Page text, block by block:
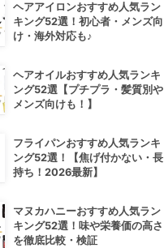
ヘアアイロンおすすめ人気ラン
キング52選！初心者・メンズ向
け・海外対応も♪
ヘアオイルおすすめ人気ランキ
ング52選【プチプラ・髪質別や
メンズ向けも！】
フライパンおすすめ人気ランキ
ング52選！【焦げ付かない・長
持ち！2026最新】
マヌカハニーおすすめ人気ラン
キング52選！味や栄養価の高さ
を徹底比較・検証